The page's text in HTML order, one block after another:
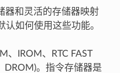
器和灵活的存储器映射
认如何使用这些功能。
、IROM、RTC FAST
DROM)。指令存储器是